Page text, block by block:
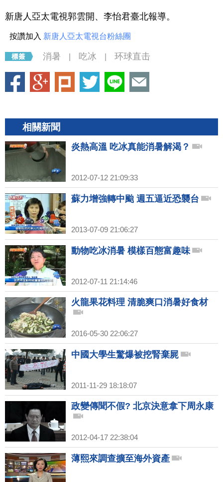
新唐人亞太電視郭雲開、李怡君臺北報導。
按讚加入 新唐人亞太電視台粉絲團
消暑 吃冰 环球直击
相關新聞
炎熱高溫 吃冰真能消暑解渴？
2012-07-12 21:09:33
蘇力增強轉中颱 週五逼近恐襲台
2013-07-09 21:06:27
動物吃冰消暑 模樣百態富趣味
2012-07-11 21:14:46
火龍果花料理 清脆爽口消暑好食材
2016-05-30 22:06:27
中國大學生驚爆被挖腎棄屍
2011-11-29 18:18:07
政變傳聞不假? 北京決意拿下周永康
2012-04-17 22:38:04
薄熙來調查擴至海外資產